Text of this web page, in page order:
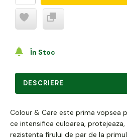
În Stoc
DESCRIERE
Colour & Care este prima vopsea
ce intensifica culoarea,
rezistenta firului de par de la